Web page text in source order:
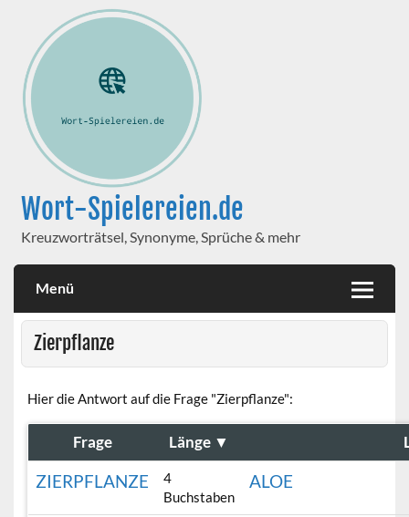
Wort-Spielereien.de
Kreuzworträtsel, Synonyme, Sprüche & mehr
Menü
Zierpflanze
Hier die Antwort auf die Frage "Zierpflanze":
Frage Länge ▼
ZIERPFLANZE
4
Buchstaben
ALOE